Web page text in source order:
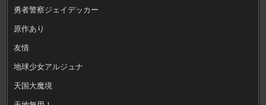
勇者警察ジェイデッカー
原作あり
友情
地球少女アルジュナ
天国大魔境